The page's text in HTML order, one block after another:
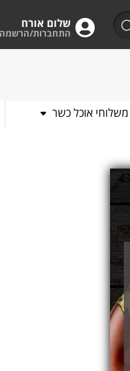
שלום אורח
התחברות/הרשמה
משלוחי אוכל כשר